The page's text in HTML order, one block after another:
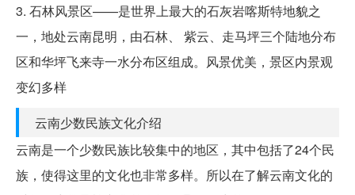
3. 石林风景区——是世界上最大的石灰岩喀斯特地貌之
一，地处云南昆明，由石林、 紫云、走马坪三个陆地分布
区和华坪飞来寺一水分布区组成。风景优美，景区内景观
变幻多样
云南少数民族文化介绍
云南是一个少数民族比较集中的地区，其中包括了24个民
族，使得这里的文化也非常多样。所以在了解云南文化的